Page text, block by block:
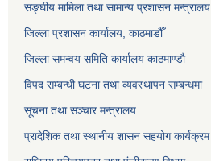
सङ्‍घीय मामिला तथा सामान्य प्रशासन मन्त्रालय
जिल्ला प्रशासन कार्यालय, काठमाडौँ
जिल्ला समन्वय समिति कार्यालय काठमाण्ड‌ौ
विपद सम्बन्धी घटना तथा व्यवस्थापन सम्बन्धमा
सूचना तथा सञ्चार मन्त्रालय
प्रादेशिक तथा स्थानीय शासन सहयोग कार्यक्रम